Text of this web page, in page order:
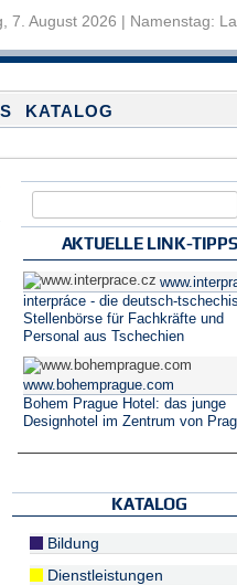
7. August 2026 | Namenstag:
KATALOG
AKTUELLE LINK-TIPPS
interpráce - die deutsch-
Stellenbörse für Fachkräfte und
Personal aus Tschechien
www.bohemprague.com
Bohem Prague Hotel: das junge
Designhotel im Zentrum von Prag
KATALOG
Bildung
Dienstleistungen